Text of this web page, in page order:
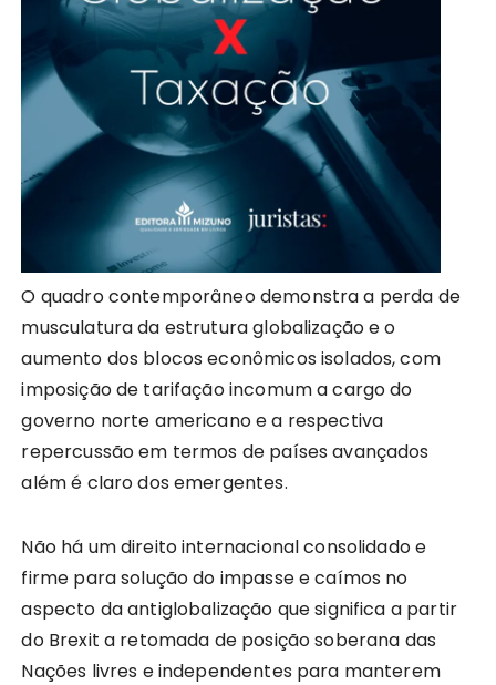
O quadro contemporâneo demonstra a perda de
musculatura da estrutura globalização e o
aumento dos blocos econômicos isolados, com
imposição de tarifação incomum a cargo do
governo norte americano e a respectiva
repercussão em termos de países avançados
além é claro dos emergentes.
Não há um direito internacional consolidado e
firme para solução do impasse e caímos no
aspecto da antiglobalização que significa a partir
do Brexit a retomada de posição soberana das
Nações livres e independentes para manterem